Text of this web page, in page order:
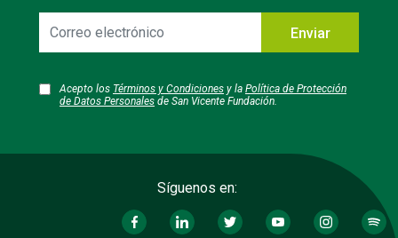
electrónico
Acepto los Términos y Condiciones y la Política de Protección
de Datos Personales de San Vicente Fundación.
Enviar
Síguenos en: